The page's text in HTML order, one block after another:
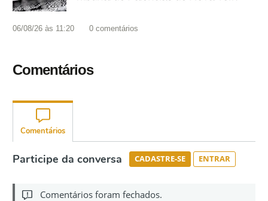
06/08/26 às 11:20 0 comentários
Comentários